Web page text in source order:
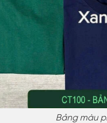
Bảng màu